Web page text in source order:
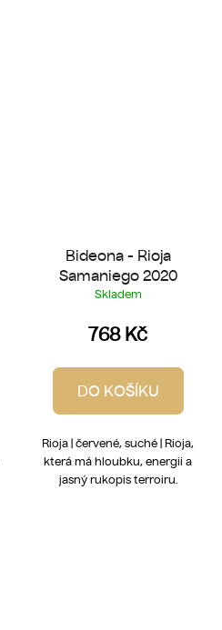
Bideona - Rioja
Samaniego 2020
Skladem
768 Kč
DO KOŠÍKU
Rioja | červené, suché | Rioja,
která má hloubku, energii a
jasný rukopis terroiru.